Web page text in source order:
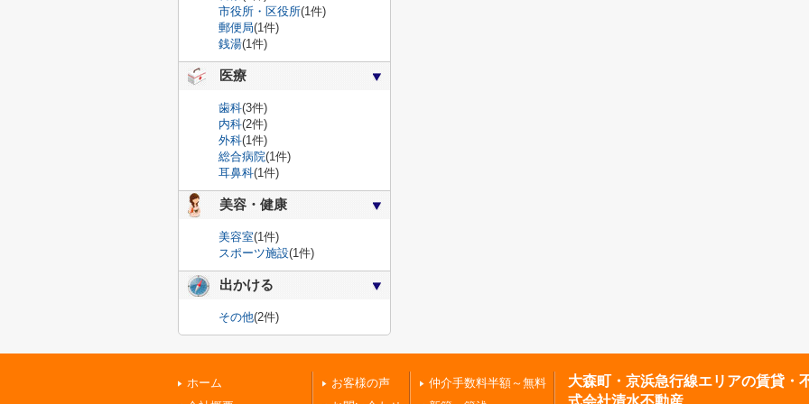
市役所・区役所(1件)
郵便局(1件)
銭湯(1件)
医療
歯科(3件)
内科(2件)
外科(1件)
総合病院(1件)
耳鼻科(1件)
美容・健康
美容室(1件)
スポーツ施設(1件)
出かける
その他(2件)
ホーム
お客様の声
仲介手数料半額～無料
大森町・京浜急行線エリアの賃貸・
式会社清水不動産